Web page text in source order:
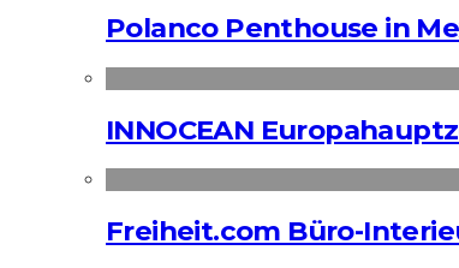
Polanco Penthouse in
INNOCEAN
Freiheit.com Büro-